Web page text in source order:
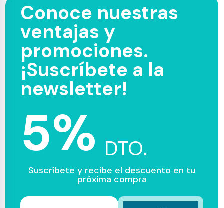
Conoce nuestras
ventajas y
promociones.
¡Suscríbete a la
newsletter!
5% DTO.
Suscríbete y recibe el descuento en tu
próxima compra